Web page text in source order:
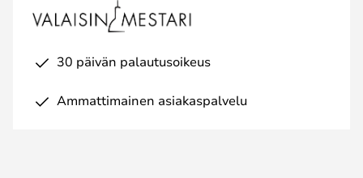
30 päivän palautusoikeus
Ammattimainen asiakaspalvelu